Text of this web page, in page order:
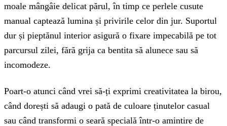
moale mângâie delicat părul, în timp ce perlele cusute
manual captează lumina și privirile celor din jur. Suportul
dur și pieptănul interior asigură o fixare impecabilă pe tot
parcursul zilei, fără grija ca bentita să alunece sau să
incomodeze.
Poart-o atunci când vrei să-ți exprimi creativitatea la birou,
când dorești să adaugi o pată de culoare ținutelor casual
sau când transformi o seară specială într-o amintire de